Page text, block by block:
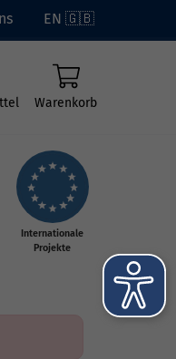
EN 🇬🇧
Warenkorb
Internationale
Projekte